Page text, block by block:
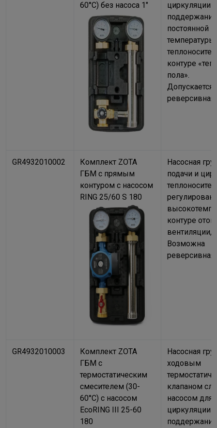
60°С) без насоса 1"
циркуляции и
поддержания
постоянной
температуры
контуре
пола».
Допускается
реверсивная
GR4932010002
Комплект ZOTA
ГБМ с прямым
контуром с насосом
RING 25/60 S 180
Насосная
подачи и
контуре
вентиляции,
Возможна
реверсивная
GR4932010003
Комплект ZOTA
ГБМ с
термостатическим
смесителем (30-
60°С) с насосом
EcoRING III 25-60
180
Насосная
ходовым
клапаном
насосом для
циркуляции и
поддержания